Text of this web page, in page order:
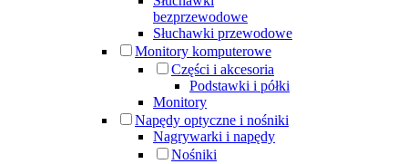
bezprzewodowe
Słuchawki przewodowe
Monitory komputerowe
Części i akcesoria
Podstawki i półki
Monitory
Napędy optyczne i nośniki
Nagrywarki i napędy
Nośniki